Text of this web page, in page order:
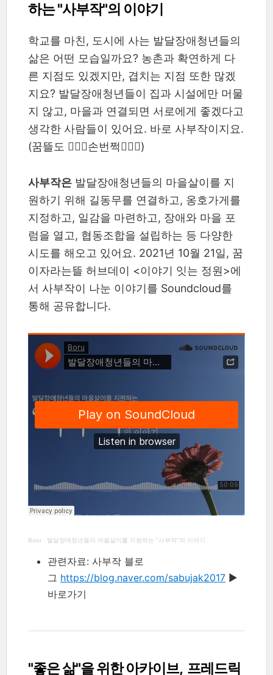
하는 "사부작"의 이야기
학교를 마친, 도시에 사는 발달장애청년들의
삶은 어떤 모습일까요? 농촌과 확연하게 다
른 지점도 있겠지만, 겹치는 지점 또한 많겠
지요? 발달장애청년들이 집과 시설에만 머물
지 않고, 마을과 연결되면 서로에게 좋겠다고
생각한 사람들이 있어요. 바로 사부작이지요.
(꿈뜰도 🙋🏻‍♂️손번쩍🙋🏻‍♀️)
사부작은 발달장애청년들의 마을살이를 지
원하기 위해 길동무를 연결하고, 옹호가게를
지정하고, 일감을 마련하고, 장애와 마을 포
럼을 열고, 협동조합을 설립하는 등 다양한
시도를 해오고 있어요. 2021년 10월 21일, 꿈
이자라는뜰 허브데이 <이야기 잇는 정원>에
서 사부작이 나눈 이야기를 Soundcloud를
통해 공유합니다.
Boru · 발달장애청년들의 마을살이를 지원하는 "사부작"의 이야기
관련자료: 사부작 블로
그 https://blog.naver.com/sabujak2017 ▶︎
바로가기
"좋은 삶"을 위한 아카이브, 프레드릭